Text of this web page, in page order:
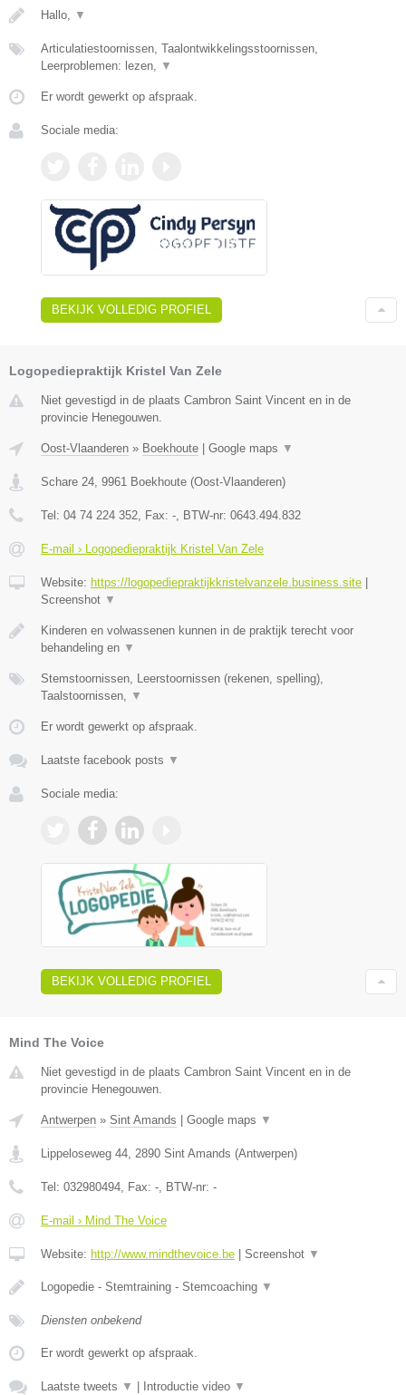
Hallo, ▼
Articulatiestoornissen, Taalontwikkelingsstoornissen,
Leerproblemen: lezen,
▼
Er wordt gewerkt op afspraak.
Sociale media:
BEKIJK VOLLEDIG PROFIEL
Logopediepraktijk Kristel Van Zele
Niet gevestigd in de plaats Cambron Saint Vincent en in de
provincie Henegouwen.
Oost-Vlaanderen » Boekhoute Google maps ▼
Schare 24, 9961 Boekhoute (Oost-Vlaanderen)
Tel: 04 74 224 352, Fax: -, BTW-nr: 0643.494.832
E-mail › Logopediepraktijk Kristel Van Zele
Website: https://logopediepraktijkkristelvanzele.business.site
Screenshot ▼
Kinderen en volwassenen kunnen in de praktijk terecht voor
behandeling en ▼
Stemstoornissen, Leerstoornissen (rekenen, spelling),
Taalstoornissen, ▼
Er wordt gewerkt op afspraak.
Laatste facebook posts ▼
Sociale media:
BEKIJK VOLLEDIG PROFIEL
Mind The Voice
Niet gevestigd in de plaats Cambron Saint Vincent en in de
provincie Henegouwen.
Antwerpen » Sint Amands Google maps ▼
Lippeloseweg 44, 2890 Sint Amands (Antwerpen)
Tel: 032980494, Fax: -, BTW-nr: -
E-mail › Mind The Voice
Website: http://www.mindthevoice.be Screenshot ▼
Logopedie - Stemtraining - Stemcoaching ▼
Diensten onbekend
Er wordt gewerkt op afspraak.
Laatste tweets ▼ Introductie video ▼